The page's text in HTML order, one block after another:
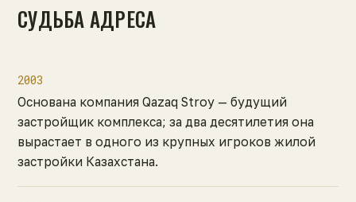
СУДЬБА АДРЕСА
2003
Основана компания Qazaq Stroy — будущий
застройщик комплекса; за два десятилетия она
вырастает в одного из крупных игроков жилой
застройки Казахстана.